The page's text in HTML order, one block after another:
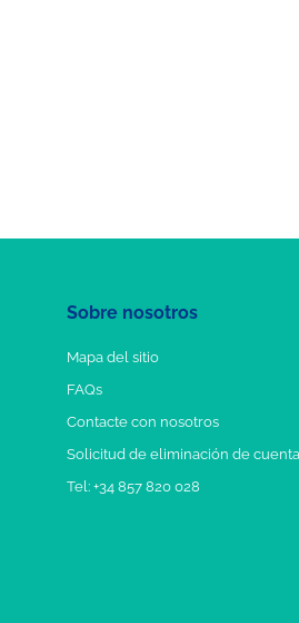
Sobre nosotros
Mapa del sitio
FAQs
Contacte con nosotros
Solicitud de eliminación de cuenta
Tel: +34 857 820 028